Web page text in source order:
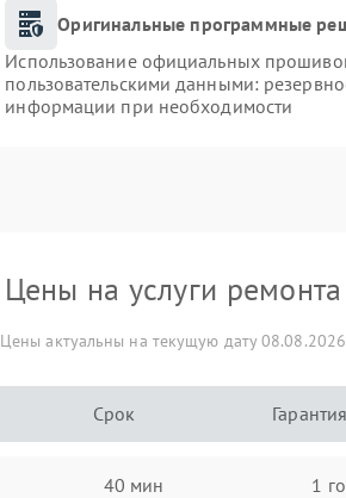
Оригинальные программные
Использование официальных
пользовательскими данными:
информации при необходимости
Цены на услуги ремонта
Цены актуальны на текущую дату 08.08.2026
Срок Гарантия
40 мин 1